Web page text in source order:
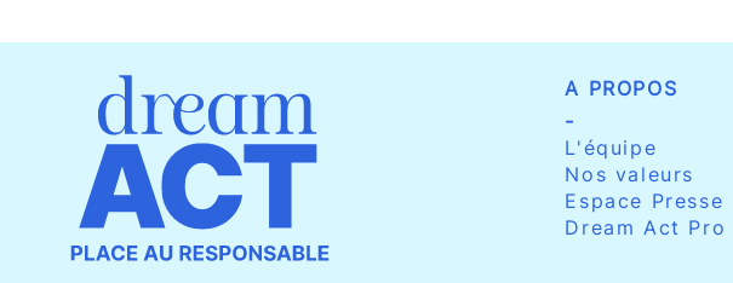
A PROPOS
-
L'équipe
Nos valeurs
Espace Presse
Dream Act Pro